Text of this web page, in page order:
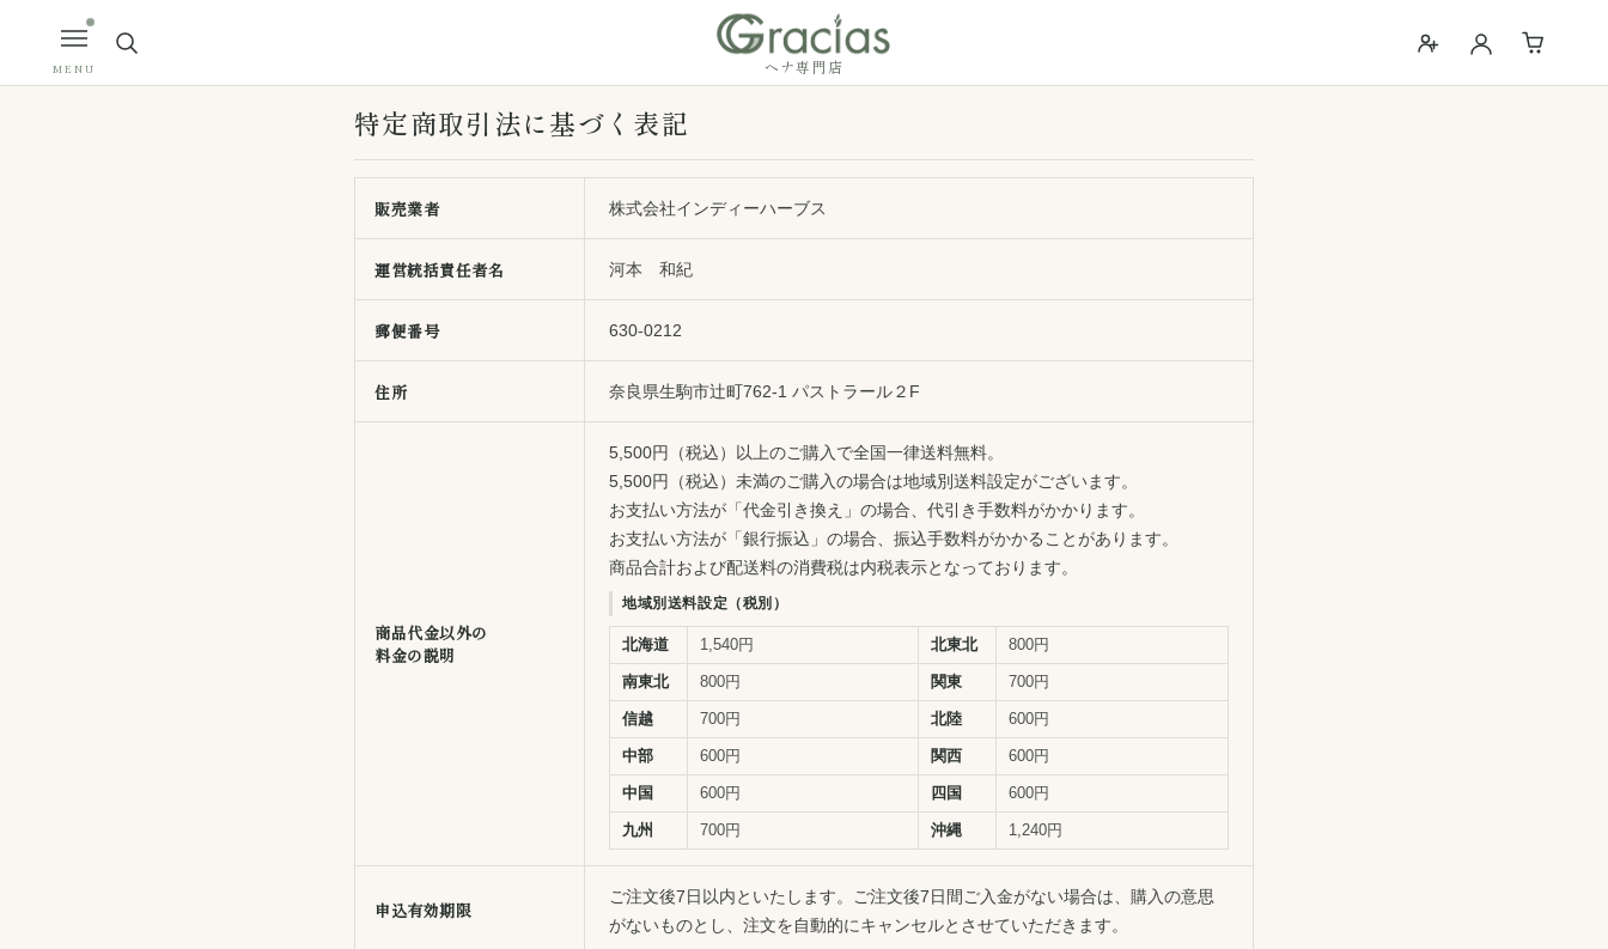
MENU ヘナ専門店
特定商取引法に基づく表記
販売業者 株式会社インディーハーブス
運営統括責任者名 河本 和紀
郵便番号 630-0212
住所 奈良県生駒市辻町762-1 パストラール２F
商品代金以外の
料金の説明
5,500円（税込）以上のご購入で全国一律送料無料。
5,500円（税込）未満のご購入の場合は地域別送料設定がございます。
お支払い方法が「代金引き換え」の場合、代引き手数料がかかります。
お支払い方法が「銀行振込」の場合、振込手数料がかかることがあります。
商品合計および配送料の消費税は内税表示となっております。
地域別送料設定（税別）
北海道 1,540円 北東北 800円
南東北 800円 関東 700円
信越 700円 北陸 600円
中部 600円 関西 600円
中国 600円 四国 600円
九州 700円 沖縄 1,240円
申込有効期限
ご注文後7日以内といたします。ご注文後7日間ご入金がない場合は、購入の意思
がないものとし、注文を自動的にキャンセルとさせていただきます。